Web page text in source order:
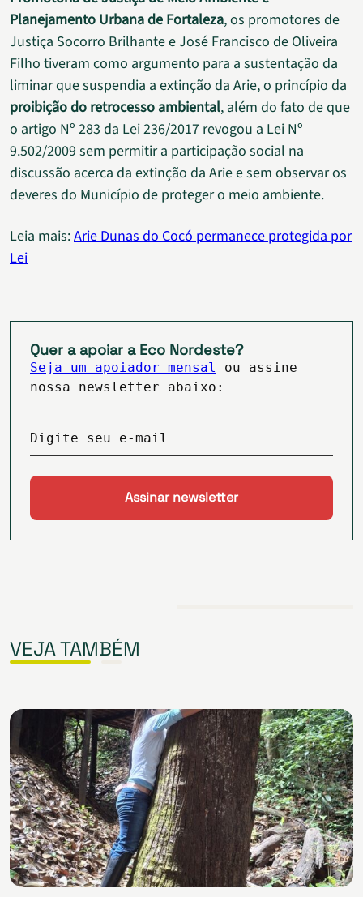
Planejamento Urbana de Fortaleza, os promotores de
Justiça Socorro Brilhante e José Francisco de Oliveira
Filho tiveram como argumento para a sustentação da
liminar que suspendia a extinção da Arie, o princípio da
proibição do retrocesso ambiental, além do fato de que
o artigo Nº 283 da Lei 236/2017 revogou a Lei Nº
9.502/2009 sem permitir a participação social na
discussão acerca da extinção da Arie e sem observar os
deveres do Município de proteger o meio ambiente.
Leia mais:Arie Dunas do Cocó permanece protegida por
Lei
Quer a apoiar a Eco Nordeste?
Seja um apoiador mensal
ou assine
nossa newsletter abaixo:
Digite seu e-mail
VEJA TAMBÉM